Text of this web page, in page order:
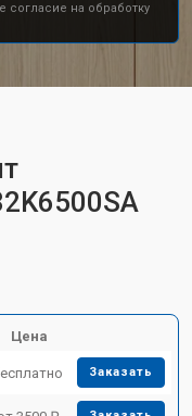
согласие на обработку
Цена
Заказать